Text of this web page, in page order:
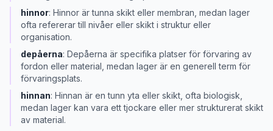
hinnor: Hinnor är tunna skikt eller membran, medan lager
ofta refererar till nivåer eller skikt i struktur eller
organisation.
depåerna: Depåerna är specifika platser för förvaring av
fordon eller material, medan lager är en generell term för
förvaringsplats.
hinnan: Hinnan är en tunn yta eller skikt, ofta biologisk,
medan lager kan vara ett tjockare eller mer strukturerat skikt
av material.